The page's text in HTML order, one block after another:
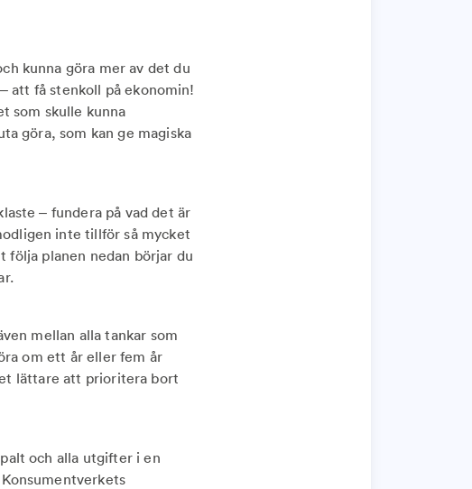
kunna göra mer av det du
att få stenkoll på ekonomin!
som skulle kunna
göra, som kan ge magiska
– fundera på vad det är
inte tillför så mycket
följa planen nedan börjar du
mellan alla tankar som
om ett år eller fem år
lättare att prioritera bort
och alla utgifter i en